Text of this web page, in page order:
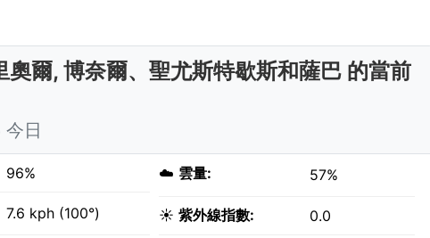
奧爾, 博奈爾、聖尤斯特歇斯和薩巴 的當前
日
96%
7.6 kph (100°)
☁️ 雲量: 57%
☀️ 紫外線指數: 0.0